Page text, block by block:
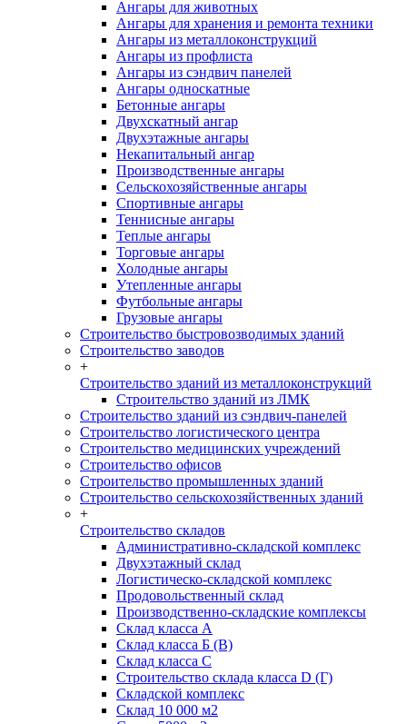
Ангары для животных
Ангары для хранения и ремонта техники
Ангары из металлоконструкций
Ангары из профлиста
Ангары из сэндвич панелей
Ангары односкатные
Бетонные ангары
Двухскатный ангар
Двухэтажные ангары
Некапитальный ангар
Производственные ангары
Сельскохозяйственные ангары
Спортивные ангары
Теннисные ангары
Теплые ангары
Торговые ангары
Холодные ангары
Утепленные ангары
Футбольные ангары
Грузовые ангары
Строительство быстровозводимых зданий
Строительство заводов
+
Строительство зданий из металлоконструкций
Строительство зданий из ЛМК
Строительство зданий из сэндвич-панелей
Строительство логистического центра
Строительство медицинских учреждений
Строительство офисов
Строительство промышленных зданий
Строительство сельскохозяйственных зданий
+
Строительство складов
Административно-складской комплекс
Двухэтажный склад
Логистическо-складской комплекс
Продовольственный склад
Производственно-складские комплексы
Склад класса А
Склад класса Б (B)
Склад класса С
Строительство склада класса D (Г)
Складской комплекс
Склад 10 000 м2